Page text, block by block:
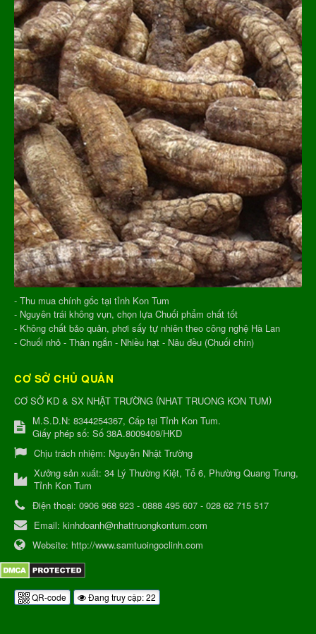
- Thu mua chính gốc tại tỉnh Kon Tum
- Nguyên trái không vụn, chọn lựa Chuối phẩm chất tốt
- Không chất bảo quản, phơi sấy tự nhiên theo công nghệ Hà Lan
- Chuối nhỏ - Thân ngắn - Nhiều hạt - Nâu đều (Chuối chín)
CƠ SỞ CHỦ QUẢN
CƠ SỞ KD & SX NHẬT TRƯỜNG (NHAT TRUONG KON TUM)
M.S.D.N: 8344254367, Cấp tại Tỉnh Kon Tum.
Giấy phép số: Số 38A.8009409/HKD
Chịu trách nhiệm: Nguyễn Nhật Trường
Xưởng sản xuất: 34 Lý Thường Kiệt, Tổ 6, Phường Quang Trung,
Tỉnh Kon Tum
Điện thoại: 0906 968 923 - 0888 495 607 - 028 62 715 517
Email: kinhdoanh@nhattruongkontum.com
Website: http://www.samtuoingoclinh.com
QR-code Đang truy cập: 22